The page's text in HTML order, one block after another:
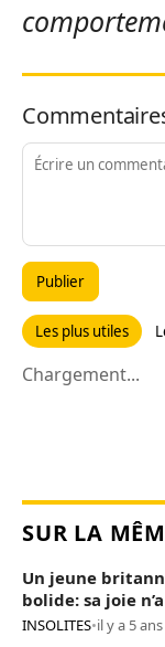
Publier
Les plus utiles
Chargement...
SUR LA
Un jeune
bolide: sa joie
INSOLITES•il y a 5 ans